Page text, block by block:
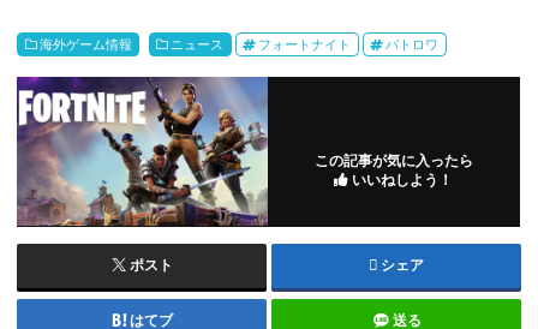
海外ゲーム情報 ニュース フォートナイト バトロワ
この記事が気に入ったら
いいねしよう！
ポスト シェア
はてブ 送る